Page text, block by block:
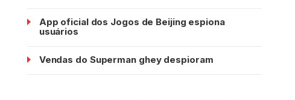
App oficial dos Jogos de Beijing espiona
usuários
Vendas do Superman ghey despioram